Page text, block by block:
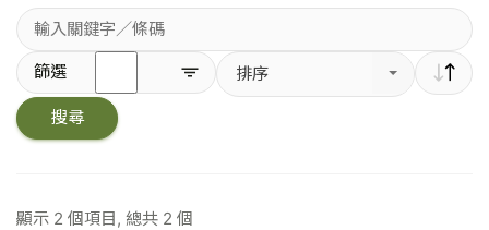
輸
入
關
鍵
字
篩選 排序
搜尋
顯示 2 個項目, 總共 2 個